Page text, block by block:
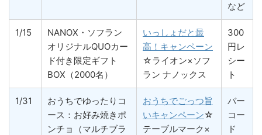
など
1/15
NANOX・ソフラン
オリジナルQUOカー
ド付き限定ギフト
BOX（2000名）
いっしょだと最
高！キャンペーン
☆ライオン×ソフ
ラン ナノックス
300
円レ
シー
ト
1/31
おうちでゆったりコ
ース：お好み焼きポ
ンチョ（マルチブラ
おうちでごっつ旨
いキャンペーン☆
テーブルマーク×
バー
コー
ド